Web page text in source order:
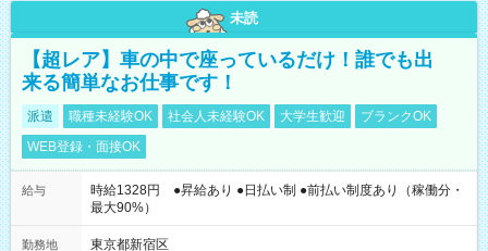
未読
【超レア】車の中で座っているだけ！誰でも出
来る簡単なお仕事です！
派遣 職種未経験OK 社会人未経験OK 大学生歓迎
ブランクOK
WEB登録・面接OK
給与
時給1328円 ●昇給あり ●日払い制 ●前払い制度あり（稼働分・
最大90%）
勤務地 東京都新宿区